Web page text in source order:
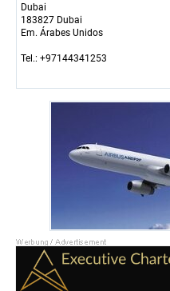
Dubai
183827 Dubai
Em. Árabes Unidos
Tel.: +97144341253